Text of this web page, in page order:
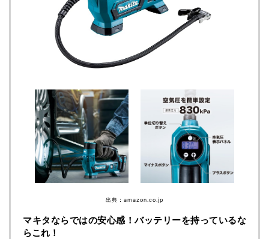
出典：amazon.co.jp
マキタならではの安心感！バッテリーを持っているな
らこれ！